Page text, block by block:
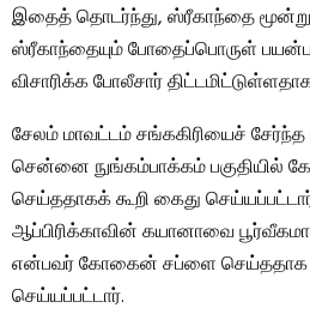
இதைத் தொடர்ந்து, ஸ்ரீகாந்தை மூன்று
ஸ்ரீகாந்தையும் போதைப்பொருள்
விசாரிக்க போலீசார் திட்டமிட்டுள்ளதாக
சேலம் மாவட்டம் சங்ககிரியைச் சேர்ந்த
சென்னை நுங்கம்பாக்கம் பகுதியில்
செய்ததாகக் கூறி கைது
ஆப்பிரிக்காவின் கயானாவை
என்பவர் கோகைன் சப்ளை செய்ததாக
செய்யப்பட்டார்.